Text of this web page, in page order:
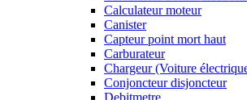
Calculateur moteur
Canister
Capteur point mort haut
Carburateur
Chargeur (Voiture
Conjoncteur disjoncteur
Debitmetre